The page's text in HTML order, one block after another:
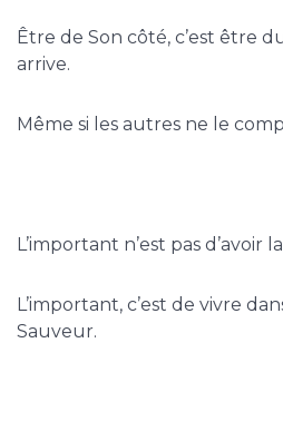
Être de Son côté, c’est être
arrive.
Même si les autres ne le
L’important n’est pas d’avoir
L’important, c’est de vivre
Sauveur.